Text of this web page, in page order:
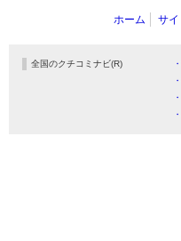
ホーム サ
全国のクチコミナビ(R)